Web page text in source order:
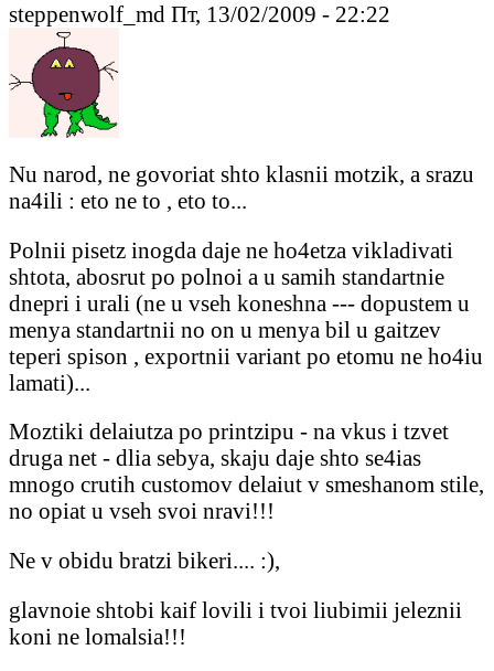
steppenwolf_md Пт, 13/02/2009 - 22:22
Nu narod, ne govoriat shto klasnii motzik, a srazu
na4ili : eto ne to , eto to...
Polnii pisetz inogda daje ne ho4etza vikladivati
shtota, abosrut po polnoi a u samih standartnie
dnepri i urali (ne u vseh koneshna --- dopustem u
menya standartnii no on u menya bil u gaitzev
teperi spison , exportnii variant po etomu ne ho4iu
lamati)...
Moztiki delaiutza po printzipu - na vkus i tzvet
druga net - dlia sebya, skaju daje shto se4ias
mnogo crutih customov delaiut v smeshanom stile,
no opiat u vseh svoi nravi!!!
Ne v obidu bratzi bikeri.... :),
glavnoie shtobi kaif lovili i tvoi liubimii jeleznii
koni ne lomalsia!!!